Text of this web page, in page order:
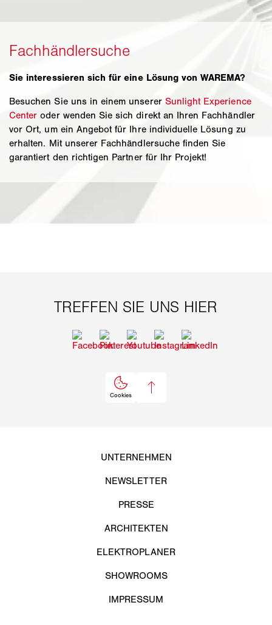
Sie interessieren sich für eine Lösung von WAREMA?
Besuchen Sie uns in einem unserer Sunlight Experience
Center oder wenden Sie sich direkt an Ihren Fachhändler
vor Ort, um ein Angebot für Ihre individuelle Lösung zu
erhalten. Mit unserer Fachhändlersuche finden Sie
garantiert den richtigen Partner für Ihr Projekt!